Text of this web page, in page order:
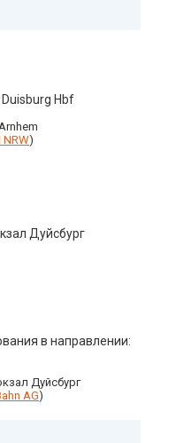
Hbf
NRW)
Дуйсбург
в направлении:
Дуйсбург
AG)